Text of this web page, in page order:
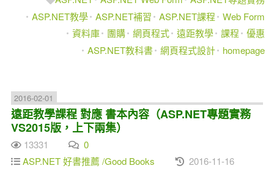
ASP.NET教學 ASP.NET補習 ASP.NET課程
Web Form
資料庫
團購 網頁程式 遠距教學 課程
優惠
ASP.NET教科書 網頁程式設計 homepage
2016-02-01
遠距教學課程 對應 書本內容（ASP.NET專題實務
VS2015版，上下兩集）
13331
0
ASP.NET 好書推薦 /Good Books
2016-11-16